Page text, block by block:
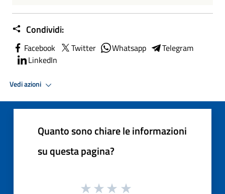
Condividi:
Facebook Twitter Whatsapp
Telegram
LinkedIn
Vedi azioni
Quanto sono chiare le informazioni
su questa pagina?